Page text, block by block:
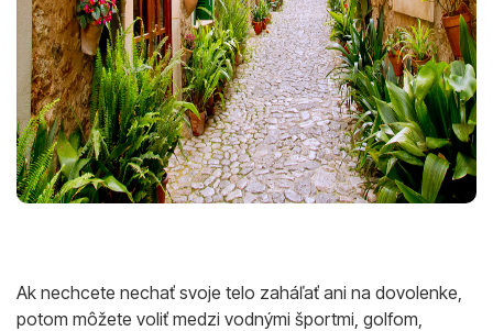
Ak nechcete nechať svoje telo zaháľať ani na dovolenke,
potom môžete voliť medzi vodnými športmi, golfom,